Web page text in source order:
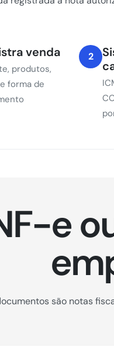
venda
produtos,
forma de
2
e
são notas